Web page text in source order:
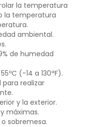
la temperatura
la temperatura
ambiental.
de humedad
(-14 a 130ªF).
para realizar
y la exterior.
máximas.
sobremesa.